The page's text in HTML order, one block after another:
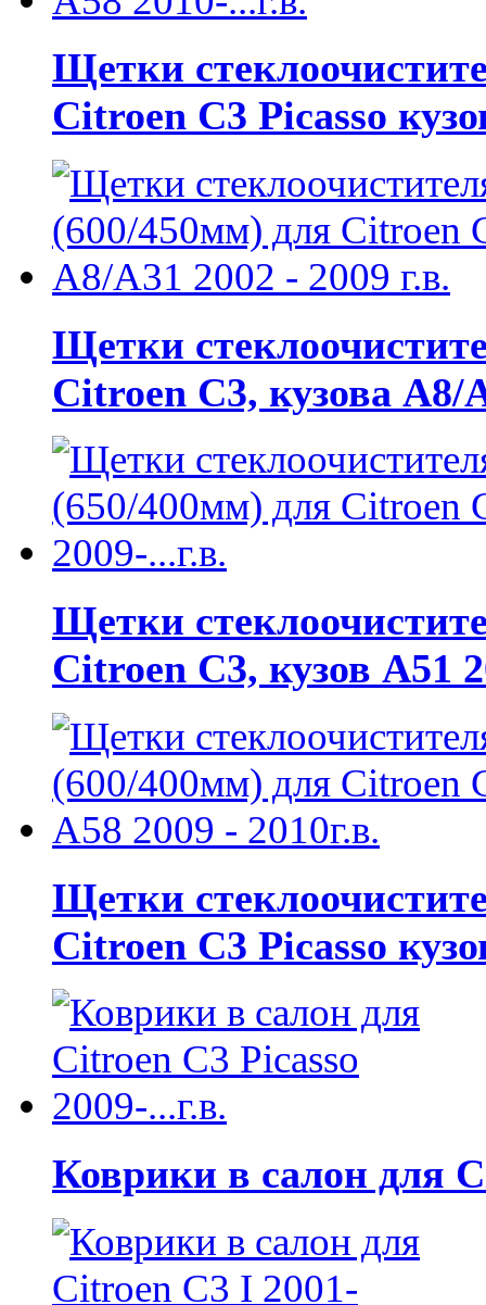
Щетки
Citroen C3 Picasso
Щетки
Citroen C3, кузова A8/
Щетки
Citroen C3, кузов A51
Щетки
Citroen C3 Picasso
Коврики в салон для